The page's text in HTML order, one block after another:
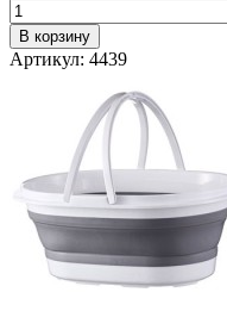
В корзину
Артикул: 4439